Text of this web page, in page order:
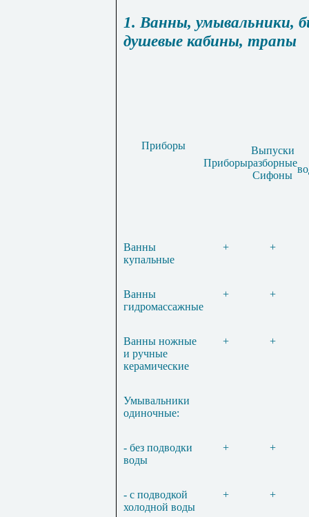
1. Ванны, умывальники,
душевые кабины, трапы
Приборы
Приборы
Выпуски
разборные
Сифоны
Ванны
купальные
+ +
Ванны
гидромассажные
+ +
Ванны ножные
и ручные
керамические
+ +
Умывальники
одиночные:
- без подводки
воды
+ +
- с подводкой
холодной воды
+ +